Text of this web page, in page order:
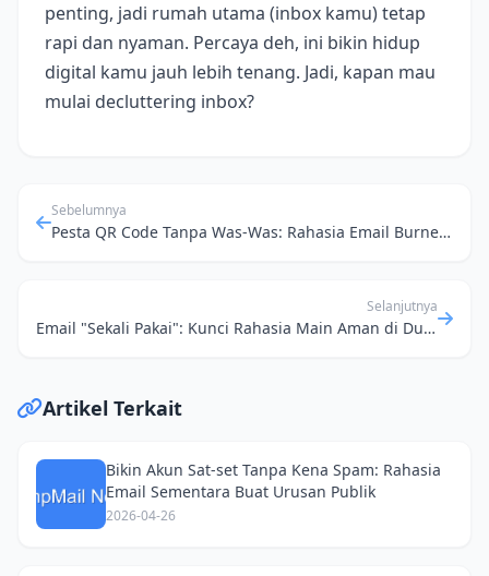
penting, jadi rumah utama (inbox kamu) tetap
rapi dan nyaman. Percaya deh, ini bikin hidup
digital kamu jauh lebih tenang. Jadi, kapan mau
mulai decluttering inbox?
Sebelumnya
Pesta QR Code Tanpa Was-Was: Rahasia Email Burner Jaga Identitasmu
Selanjutnya
Email "Sekali Pakai": Kunci Rahasia Main Aman di Dunia Maya
Artikel Terkait
Bikin Akun Sat-set Tanpa Kena Spam: Rahasia
Email Sementara Buat Urusan Publik
2026-04-26